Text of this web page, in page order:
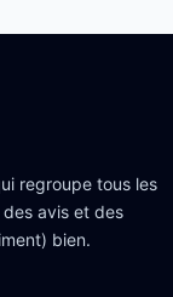
regroupe tous les
avis et des
bien.